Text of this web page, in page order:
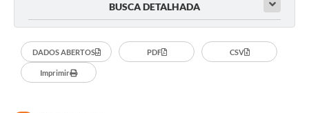
BUSCA DETALHADA
DADOS ABERTOS PDF CSV
Imprimir